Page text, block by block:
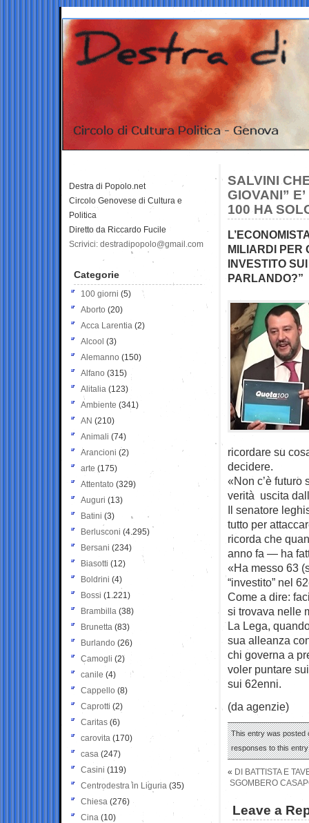
SALVINI
GIOVANI”
100 HA
MILIARDI PER
INVESTITO
PARLANDO?”
ricordare su
decidere.
«Non c’è futuro
verità uscita
Il senatore
tutto per
ricorda che
anno fa — ha
«Ha messo 63
“investito” nel
Come a dire:
si trovava nelle
La Lega,
sua alleanza
chi governa a
voler puntare
sui 62enni.
(da agenzie)
This entry was posted
responses to this
« DI BATTISTA E
SGOMBERO
Leave a
Destra di Popolo.net
Circolo Genovese di Cultura e
Politica
Diretto da Riccardo Fucile
Scrivici: destradipopolo@gmail.com
Categorie
100 giorni (5)
Aborto (20)
Acca Larentia (2)
Alcool (3)
Alemanno (150)
Alfano (315)
Alitalia (123)
Ambiente (341)
AN (210)
Animali (74)
Arancioni (2)
arte (175)
Attentato (329)
Auguri (13)
Batini (3)
Berlusconi (4.295)
Bersani (234)
Biasotti (12)
Boldrini (4)
Bossi (1.221)
Brambilla (38)
Brunetta (83)
Burlando (26)
Camogli (2)
canile (4)
Cappello (8)
Caprotti (2)
Caritas (6)
carovita (170)
casa (247)
Casini (119)
Centrodestra in Liguria (35)
Chiesa (276)
Cina (10)